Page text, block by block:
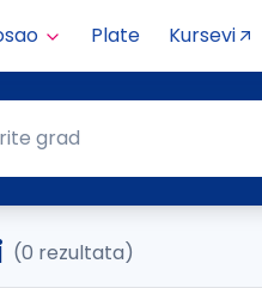
Plate Kursevi
grad
(0 rezultata)